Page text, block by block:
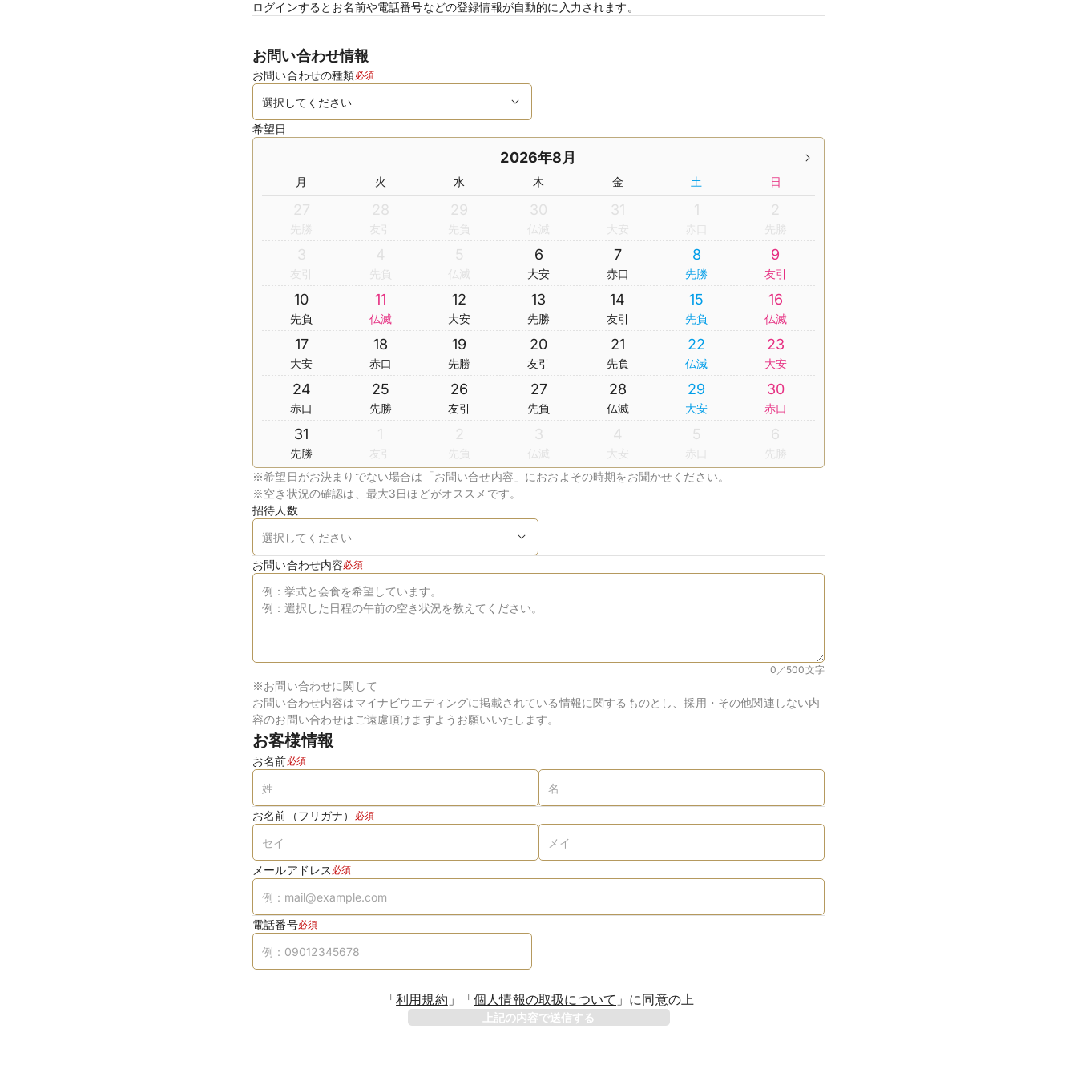
ログインするとお名前や電話番号などの登録情報が自動的に入力されます。
お問い合わせ情報
お問い合わせの種類必須
希望日
2026年8月
月 火 水 木 金 土 日
27
先勝
28
友引
29
先負
30
仏滅
31
大安
1
赤口
2
先勝
3
友引
4
先負
5
仏滅
6
大安
7
赤口
8
先勝
9
友引
10
先負
11
仏滅
12
大安
13
先勝
14
友引
15
先負
16
仏滅
17
大安
18
赤口
19
先勝
20
友引
21
先負
22
仏滅
23
大安
24
赤口
25
先勝
26
友引
27
先負
28
仏滅
29
大安
30
赤口
31
先勝
1
友引
2
先負
3
仏滅
4
大安
5
赤口
6
先勝
※希望日がお決まりでない場合は「お問い合せ内容」におおよその時期をお聞かせください。
※空き状況の確認は、最大3日ほどがオススメです。
招待人数
お問い合わせ内容必須
0／500文字
※お問い合わせに関して
お問い合わせ内容はマイナビウエディングに掲載されている情報に関するものとし、採用・その他関連しない内
容のお問い合わせはご遠慮頂けますようお願いいたします。
お客様情報
お名前必須
お名前（フリガナ） 必須
メールアドレス 必須
電話番号必須
「利用規約 」 「個人情報の取扱について 」 に同意の上
上記の内容で送信する